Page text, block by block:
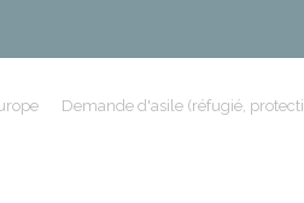
Demande d'asile (réfugié,